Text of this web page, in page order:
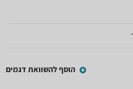
הוסף להשוואת דגמים